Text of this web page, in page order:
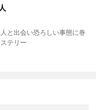
と出会い恐ろしい事態に巻
テリー